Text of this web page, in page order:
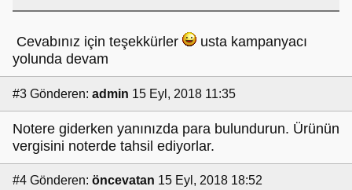
Cevabınız için teşekkürler
usta kampanyacı
yolunda devam
#3 Gönderen: admin 15 Eyl, 2018 11:35
Notere giderken yanınızda para bulundurun. Ürünün
vergisini noterde tahsil ediyorlar.
#4 Gönderen: öncevatan 15 Eyl, 2018 18:52